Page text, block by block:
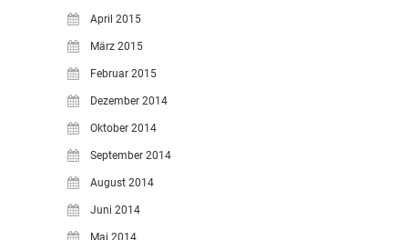
April 2015
März 2015
Februar 2015
Dezember 2014
Oktober 2014
September 2014
August 2014
Juni 2014
Mai 2014